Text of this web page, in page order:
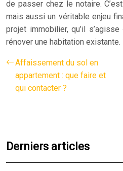
de passer chez le notaire.
mais aussi un véritable enjeu
projet immobilier, qu’il
rénover une habitation existante.
Affaissement du sol en
appartement : que faire et
qui contacter ?
Derniers articles